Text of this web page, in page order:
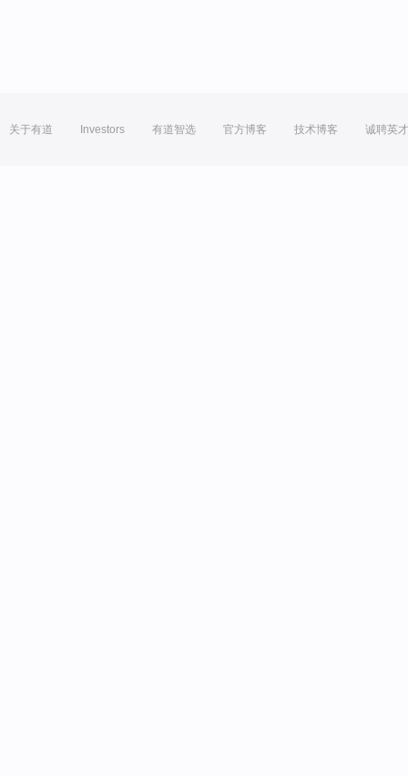
关于有道 Investors 有道智选 官方博客 技术博客 诚聘英才